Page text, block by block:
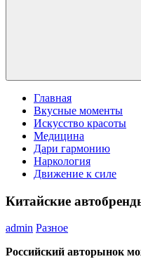
Главная
Вкусные моменты
Искусство красоты
Медицина
Дари гармонию
Наркология
Движение к силе
Китайские
admin Разное
Российский авторынок